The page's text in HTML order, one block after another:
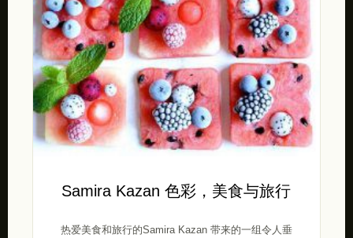
Samira Kazan 色彩，美食与旅行
热爱美食和旅行的Samira Kazan 带来的一组令人垂